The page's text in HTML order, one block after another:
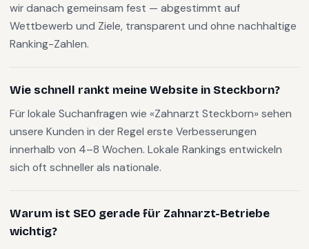
wir danach gemeinsam fest — abgestimmt auf
Wettbewerb und Ziele, transparent und ohne nachhaltige
Ranking-Zahlen.
Wie schnell rankt meine Website in Steckborn?
Für lokale Suchanfragen wie «Zahnarzt Steckborn» sehen
unsere Kunden in der Regel erste Verbesserungen
innerhalb von 4–8 Wochen. Lokale Rankings entwickeln
sich oft schneller als nationale.
Warum ist SEO gerade für Zahnarzt-Betriebe
wichtig?